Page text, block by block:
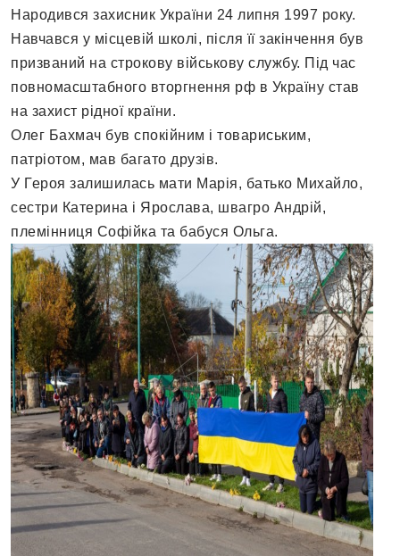
Народився захисник України 24 липня 1997 року.
Навчався у місцевій школі, після її закінчення був
призваний на строкову військову службу. Під час
повномасштабного вторгнення рф в Україну став
на захист рідної країни.
Олег Бахмач був спокійним і товариським,
патріотом, мав багато друзів.
У Героя залишилась мати Марія, батько Михайло,
сестри Катерина і Ярослава, швагро Андрій,
племінниця Софійка та бабуся Ольга.